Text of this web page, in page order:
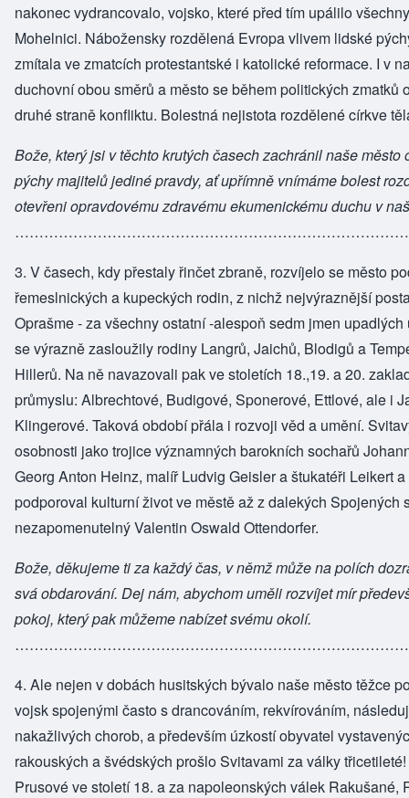
nakonec vydrancovalo, vojsko, které před tím upálilo
Mohelnici. Nábožensky rozdělená Evropa vlivem lidské
zmítala ve zmatcích protestantské i katolické reformace. I v
duchovní obou směrů a město se během politických zmatků
druhé straně konfliktu. Bolestná nejistota rozdělené církve
Bože, který jsi v těchto krutých časech zachránil naše město
pýchy majitelů jediné pravdy, ať upřímně vnímáme bolest
otevřeni opravdovému zdravému ekumenickému duchu v
3. V časech, kdy přestaly řinčet zbraně, rozvíjelo se město
řemeslnických a kupeckých rodin, z nichž nejvýraznější
Oprašme - za všechny ostatní -alespoň sedm jmen
se výrazně zasloužily rodiny Langrů, Jaichů, Blodigů a
Hillerů. Na ně navazovali pak ve stoletích 18.,19. a 20.
průmyslu: Albrechtové, Budigové, Sponerové, Ettlové, ale i
Klingerové. Taková období přála i rozvoji věd a umění.
osobnosti jako trojice významných barokních sochařů
Georg Anton Heinz, malíř Ludvig Geisler a štukatéři Leikert
podporoval kulturní život ve městě až z dalekých Spojených
nezapomenutelný Valentin Oswald Ottendorfer.
Bože, děkujeme ti za každý čas, v němž může na polích
svá obdarování. Dej nám, abychom uměli rozvíjet mír
pokoj, který pak můžeme nabízet svému okolí.
4. Ale nejen v dobách husitských bývalo naše město těžce
vojsk spojenými často s drancováním, rekvírováním,
nakažlivých chorob, a především úzkostí obyvatel
rakouských a švédských prošlo Svitavami za války
Prusové ve století 18. a za napoleonských válek Rakušané,